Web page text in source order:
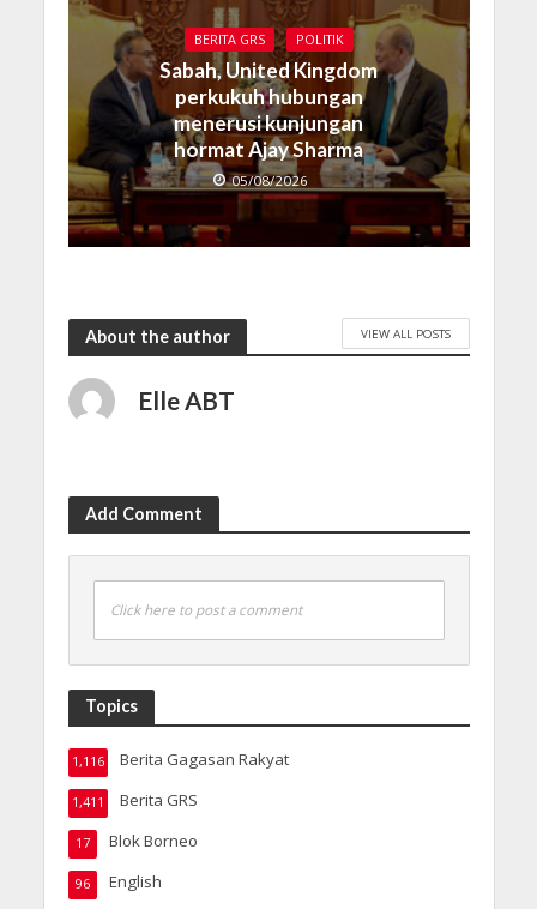
BERITA GRS POLITIK
Sabah, United Kingdom
perkukuh hubungan
menerusi kunjungan
hormat Ajay Sharma
05/08/2026
About the author VIEW ALL POSTS
Elle ABT
Add Comment
Click here to post a comment
Topics
Berita Gagasan Rakyat
1,116
Berita GRS
1,411
Blok Borneo
17
English
96